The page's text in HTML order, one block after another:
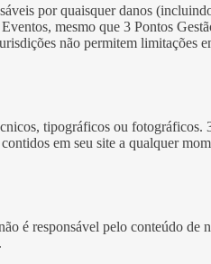
​​por quaisquer danos
mesmo que 3 Pontos
não permitem limitações
tipográficos ou fotográficos.
em seu site a qualquer
é responsável pelo conteúdo